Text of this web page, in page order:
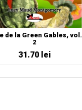
de la Green Gables, vol.
2
31.70 lei